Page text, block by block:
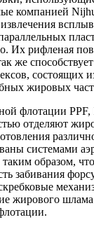
компанией
Их рифленая
же
состоящих
жировых
флотации PPF,
отделяют
системами
образом,
забивания
жирового